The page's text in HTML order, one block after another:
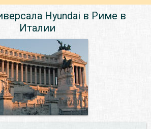
Hyundai в Риме в
Италии